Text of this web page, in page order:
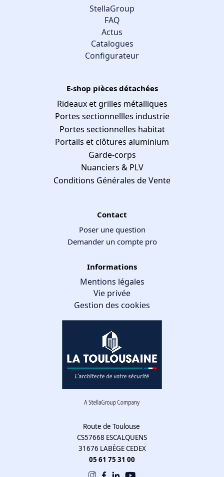
StellaGroup
FAQ
Actus
Catalogues
Configurateur
E-shop pièces détachées
Rideaux et grilles métalliques
Portes sectionnellles industrie
Portes sectionnelles habitat
Portails et clôtures aluminium
Garde-corps
Nuanciers & PLV
Conditions Générales de Vente
Contact
Poser une question
Demander un compte pro
Informations
Mentions légales
Vie privée
Gestion des cookies
Route de Toulouse
CS57668 ESCALQUENS
31676 LABÈGE CEDEX
05 61 75 31 00